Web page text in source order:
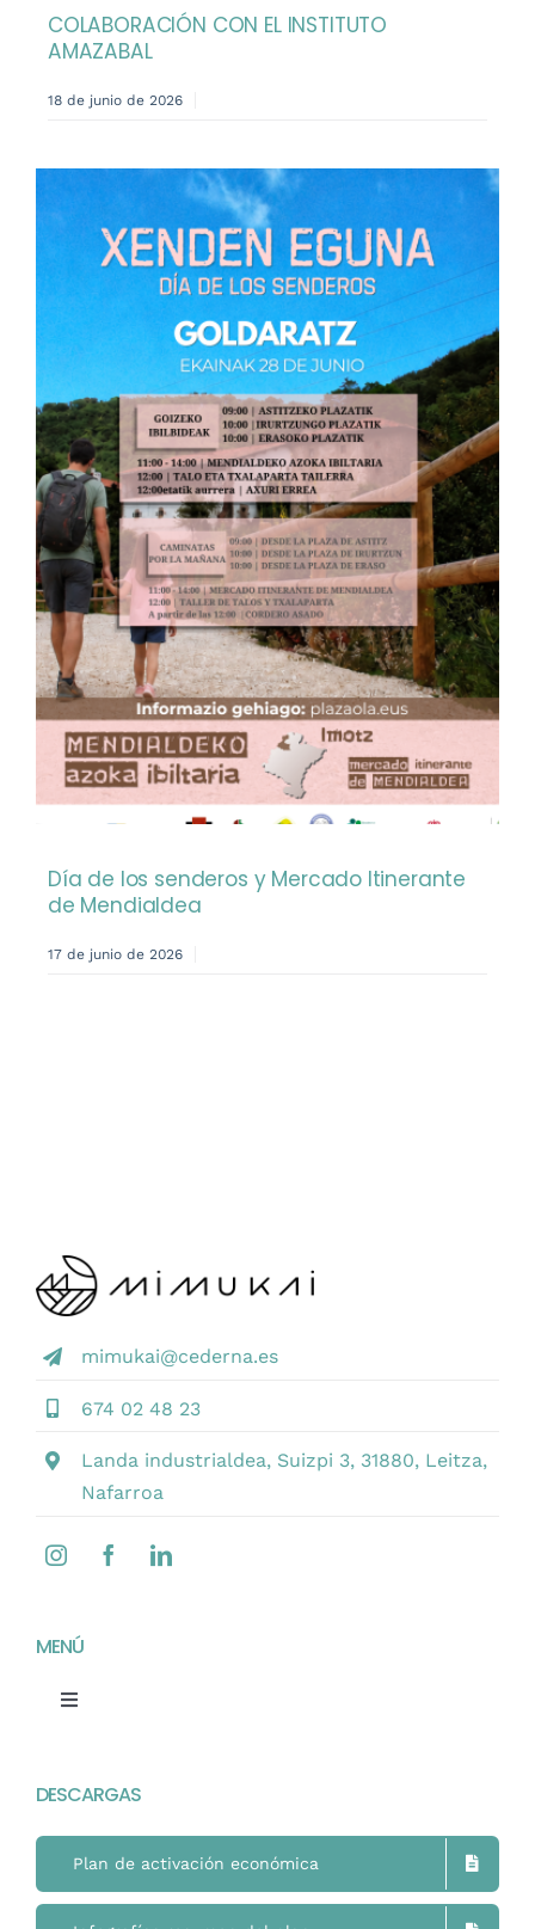
COLABORACIÓN CON EL INSTITUTO
AMAZABAL
18 de junio de 2026
Día de los senderos y Mercado Itinerante
de Mendialdea
17 de junio de 2026
mimukai@cederna.es
674 02 48 23
Landa industrialdea, Suizpi 3, 31880, Leitza,
Nafarroa
MENÚ
Toggle
Mimukai
El Centro
DESCARGAS
Plan de activación económica